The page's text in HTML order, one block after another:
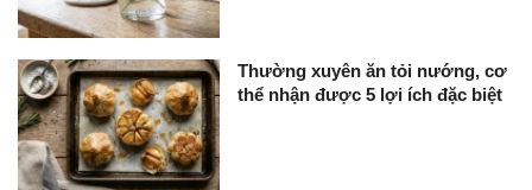
Thường xuyên ăn tỏi nướng, cơ
thể nhận được 5 lợi ích đặc biệt